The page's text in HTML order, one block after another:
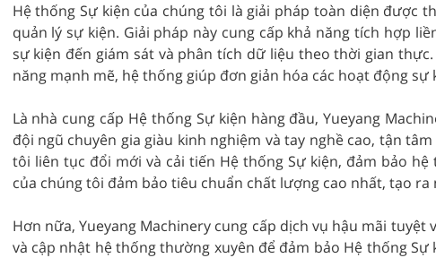
Hệ thống Sự kiện của chúng tôi là giải pháp toàn diện được
quản lý sự kiện. Giải pháp này cung cấp khả năng tích hợp
sự kiện đến giám sát và phân tích dữ liệu theo thời gian
năng mạnh mẽ, hệ thống giúp đơn giản hóa các hoạt động
Là nhà cung cấp Hệ thống Sự kiện hàng đầu, Yueyang
đội ngũ chuyên gia giàu kinh nghiệm và tay nghề cao, tận
tôi liên tục đổi mới và cải tiến Hệ thống Sự kiện, đảm bảo
của chúng tôi đảm bảo tiêu chuẩn chất lượng cao nhất, tạo
Hơn nữa, Yueyang Machinery cung cấp dịch vụ hậu mãi
và cập nhật hệ thống thường xuyên để đảm bảo Hệ thống